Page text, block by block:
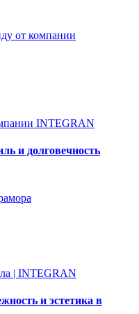
и долговечность
и эстетика в